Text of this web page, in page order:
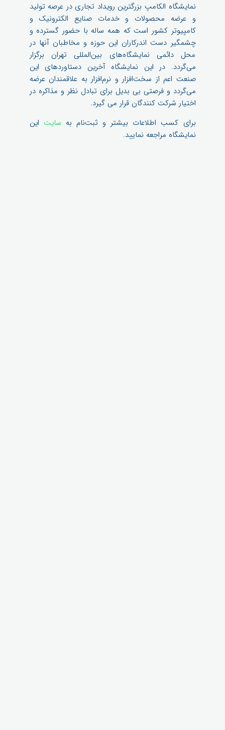
نمایشگاه الکامپ بزرگترین رویداد تجاری در عرصه تولید
و عرضه محصولات و خدمات صنایع الکترونیک و
کامپیوتر کشور است که همه ساله با حضور گسترده و
چشمگیر دست اندرکاران این حوزه و مخاطبان آنها در
محل دائمی نمایشگاه‌های بین‌المللی تهران برگزار
می‌گردد. در این نمایشگاه آخرین دستاوردهای این
صنعت اعم از سخت‌افزار و نرم‌افزار به علاقمندان عرضه
می‌گردد و فرصتی بی بدیل برای تبادل نظر و مذاکره در
اختیار شرکت کنندگان قرار می گیرد.
برای کسب اطلاعات بیشتر و ثبت‌نام به سایت این
نمایشگاه مراجعه نمایید.